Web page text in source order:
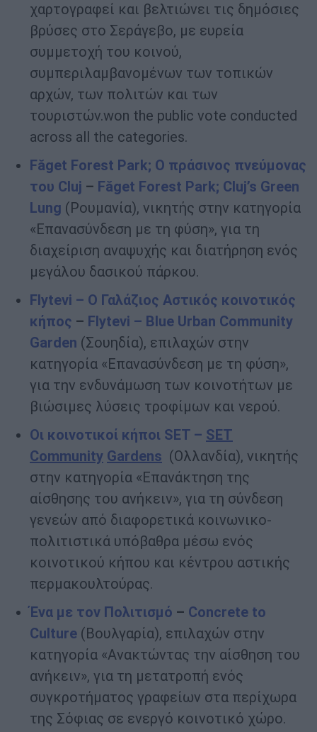
χαρτογραφεί και βελτιώνει τις δημόσιες
βρύσες στο Σεράγεβο, με ευρεία
συμμετοχή του κοινού,
συμπεριλαμβανομένων των τοπικών
αρχών, των πολιτών και των
τουριστών.won the public vote conducted
across all the categories.
Făget Forest Park; Ο πράσινος πνεύμονας
του Cluj – Făget Forest Park; Cluj’s Green
Lung (Ρουμανία), νικητής στην κατηγορία
«Επανασύνδεση με τη φύση», για τη
διαχείριση αναψυχής και διατήρηση ενός
μεγάλου δασικού πάρκου.
Flytevi – Ο Γαλάζιος Αστικός κοινοτικός
κήπος – Flytevi – Blue Urban Community
Garden (Σουηδία), επιλαχών στην
κατηγορία «Επανασύνδεση με τη φύση»,
για την ενδυνάμωση των κοινοτήτων με
βιώσιμες λύσεις τροφίμων και νερού.
Οι κοινοτικοί κήποι SET – SET
Community Gardens (Ολλανδία), νικητής
στην κατηγορία «Επανάκτηση της
αίσθησης του ανήκειν», για τη σύνδεση
γενεών από διαφορετικά κοινωνικο-
πολιτιστικά υπόβαθρα μέσω ενός
κοινοτικού κήπου και κέντρου αστικής
περμακουλτούρας.
Ένα με τον Πολιτισμό – Concrete to
Culture (Βουλγαρία), επιλαχών στην
κατηγορία «Ανακτώντας την αίσθηση του
ανήκειν», για τη μετατροπή ενός
συγκροτήματος γραφείων στα περίχωρα
της Σόφιας σε ενεργό κοινοτικό χώρο.